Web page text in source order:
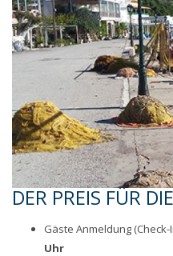
DER PREIS FÜR
Gäste Anmeldung (Check-
Uhr